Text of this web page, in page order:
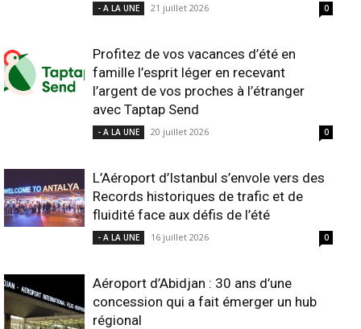
- A LA UNE 21 juillet 2026 0
Profitez de vos vacances d’été en
famille l’esprit léger en recevant
l’argent de vos proches à l’étranger
avec Taptap Send
- A LA UNE 20 juillet 2026 0
L’Aéroport d’Istanbul s’envole vers des
Records historiques de trafic et de
fluidité face aux défis de l’été
- A LA UNE 16 juillet 2026 0
Aéroport d’Abidjan : 30 ans d’une
concession qui a fait émerger un hub
régional